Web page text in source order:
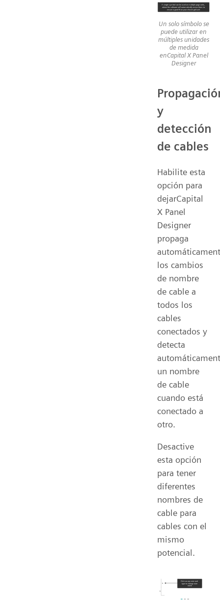
Un solo símbolo se
puede utilizar en
múltiples unidades
de medida
enCapital X Panel
Designer
y
detección
de cables
Habilite esta
opción para
dejarCapital
X Panel
Designer
propaga
los cambios
de nombre
de cable a
todos los
cables
conectados y
detecta
un nombre
de cable
cuando está
conectado a
otro.
Desactive
esta opción
para tener
diferentes
nombres de
cable para
cables con el
mismo
potencial.